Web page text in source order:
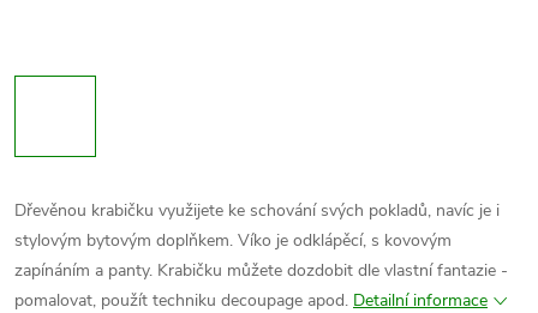
Dřevěnou krabičku využijete ke schování svých pokladů, navíc je i
stylovým bytovým doplňkem. Víko je odklápěcí, s kovovým
zapínáním a panty. Krabičku můžete dozdobit dle vlastní fantazie -
pomalovat, použít techniku decoupage apod. Detailní informace